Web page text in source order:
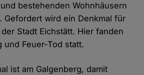
bestehenden Wohnhäusern
Gefordert wird ein Denkmal für
Stadt Eichstätt. Hier fanden
und Feuer-Tod statt.
ist am Galgenberg, damit